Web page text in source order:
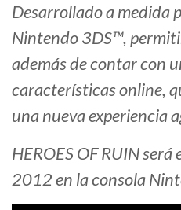
Desarrollado a medida
Nintendo 3DS™,
además de contar con
características online,
una nueva experiencia
HEROES OF RUIN
2012 en la consola